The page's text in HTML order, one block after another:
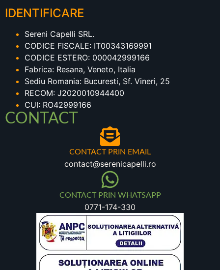
IDENTIFICARE
Sereni Capelli SRL.
CODICE FISCALE: IT00343169991
CODICE ESTERO: 000042999166
Fabrica: Resana, Veneto, Italia
Sediu Romania: Bucuresti, Sf. Vineri, 25
RECOM: J2020010944400
CUI: RO42999166
CONTACT
CONTACT PRIN EMAIL
contact@serenicapelli.ro
CONTACT PRIN WHATSAPP
0771-174-330